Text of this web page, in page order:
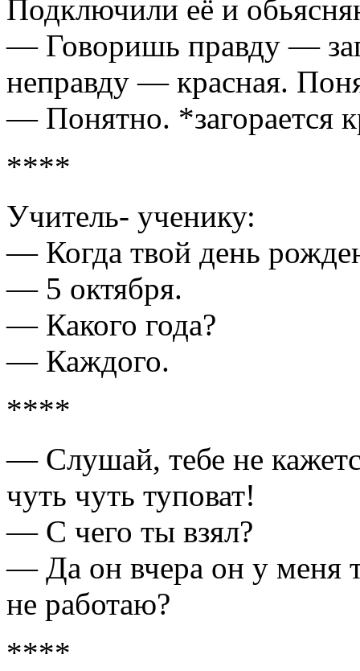
Подключили её и
— Говоришь правду —
неправду — красная.
— Понятно. *загорается
****
Учитель- ученику:
— Когда твой день
— 5 октября.
— Какого года?
— Каждого.
****
— Слушай, тебе не
чуть чуть туповат!
— С чего ты взял?
— Да он вчера он у меня
не работаю?
****